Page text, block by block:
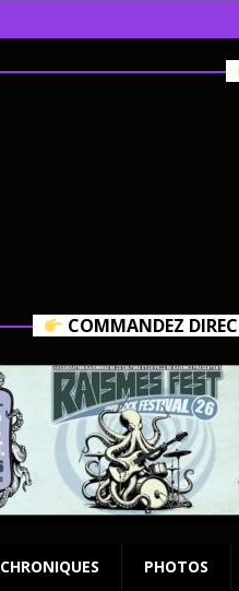
COMMANDEZ
CHRONIQUES PHOTOS